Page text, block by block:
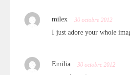
milex 30 octobre 2012
I just adore your whole
Emilia 30 octobre 2012